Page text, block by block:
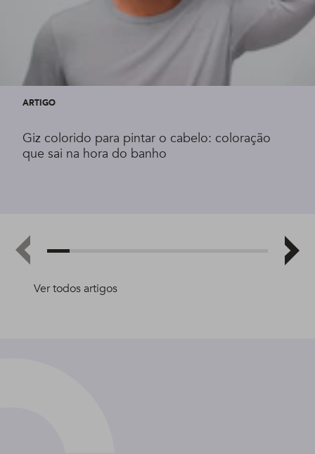
Ver todos artigos
ARTIGO
Giz colorido para pintar o cabelo: coloração
que sai na hora do banho